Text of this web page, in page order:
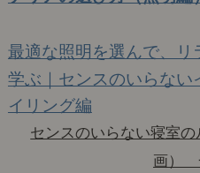
最適な照明を選んで、リ
学ぶ｜センスのいらない
イリング編
センスのいらない寝室の
画）